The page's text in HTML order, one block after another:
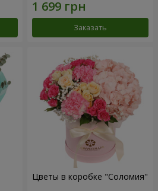
Заказать
Цветы в коробке "Соломия"